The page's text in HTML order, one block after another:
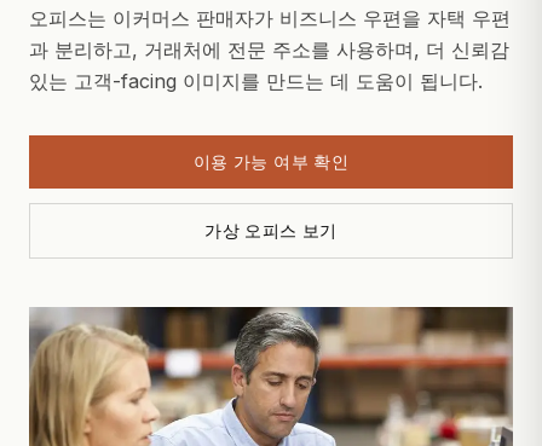
오피스는 이커머스 판매자가 비즈니스 우편을 자택 우편
과 분리하고, 거래처에 전문 주소를 사용하며, 더 신뢰감
있는 고객-facing 이미지를 만드는 데 도움이 됩니다.
이용 가능 여부 확인
가상 오피스 보기